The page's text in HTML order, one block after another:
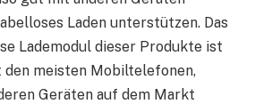
Laden unterstützen. Das
Lademodul dieser Produkte ist
meisten Mobiltelefonen,
Geräten auf dem Markt